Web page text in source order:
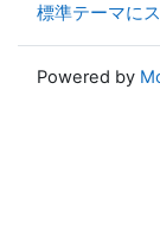
標準テーマに
Powered by